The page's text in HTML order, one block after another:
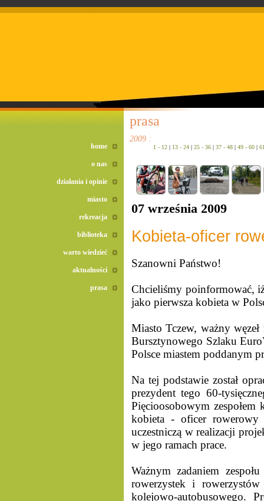
prasa
2009 :
1 - 12 | 13 - 24 | 25 - 36 | 37 - 48 | 49 - 60 |
07 września 2009
Kobieta-oficer
Szanowni Państwo!
Chcieliśmy poinformować,
jako pierwsza kobieta w
Miasto Tczew, ważny
Bursztynowego Szlaku
Polsce miastem poddanym
Na tej podstawie został
prezydent tego 60-
Pięcioosobowym zespołem
kobieta - oficer rowerowy
uczestniczą w realizacji
w jego ramach prace.
Ważnym zadaniem
rowerzystek i
kolejowo-autobusowego.
home
o nas
działania i opinie
miasto
rekreacja
biblioteka
warto wiedzieć
aktualności
prasa